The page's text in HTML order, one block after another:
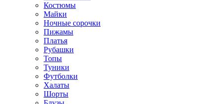
Костюмы
Майки
Ночные сорочки
Пижамы
Платья
Рубашки
Топы
Туники
Футболки
Халаты
Шорты